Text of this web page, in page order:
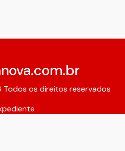
Todos os direitos reservados